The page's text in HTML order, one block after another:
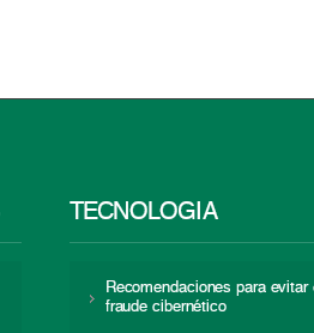
TECNOLOGÍA
Recomendaciones para evitar
fraude cibernético